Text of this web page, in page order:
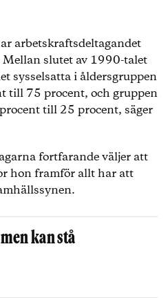
arbetskraftsdeltagandet
slutet av 1990-talet
sysselsatta i åldersgruppen
till 75 procent, och gruppen
till 25 procent, säger
fortfarande väljer att
hon framför allt har att
kan stå